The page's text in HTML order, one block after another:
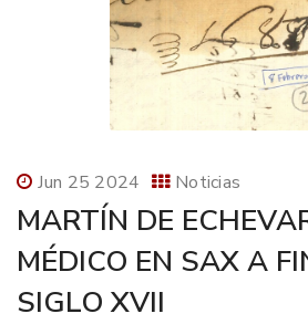
Jun 25 2024 Noticias
MARTÍN DE
MÉDICO EN SAX A
SIGLO XVII